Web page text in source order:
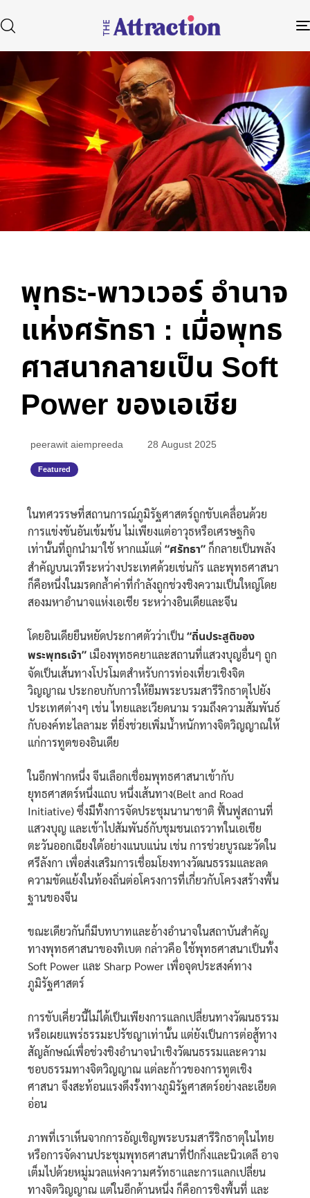
Type and hit enter
พุทธะ-พาวเวอร์ อำนาจ
แห่งศรัทธา : เมื่อพุทธ
ศาสนากลายเป็น Soft
Power ของเอเชีย
Author
peerawit aiempreeda
Published
28 August 2025
Published
Featured
ในทศวรรษที่สถานการณ์ภูมิรัฐศาสตร์ถูกขับเคลื่อนด้วย
การแข่งขันอันเข้มข้น ไม่เพียงแต่อาวุธหรือเศรษฐกิจ
เท่านั้นที่ถูกนำมาใช้ หากแม้แต่ “ศรัทธา”ก็กลายเป็นพลัง
สำคัญบนเวทีระหว่างประเทศด้วยเช่นกัร และพุทธศาสนา
ก็คือหนึ่งในมรดกล้ำค่าที่กำลังถูกช่วงชิงความเป็นใหญ่โดย
สองมหาอำนาจแห่งเอเชีย ระหว่างอินเดียและจีน
โดยอินเดียยืนหยัดประกาศตัวว่าเป็น“ถิ่นประสูติของ
พระพุทธเจ้า” เมืองพุทธคยาและสถานที่แสวงบุญอื่นๆ ถูก
จัดเป็นเส้นทางโปรโมตสำหรับการท่องเที่ยวเชิงจิต
วิญญาณ ประกอบกับการให้ยืมพระบรมสารีริกธาตุไปยัง
ประเทศต่างๆ เช่น ไทยและเวียดนาม รวมถึงความสัมพันธ์
กับองค์ทะไลลามะ ที่ยิ่งช่วยเพิ่มน้ำหนักทางจิตวิญญาณให้
แก่การทูตของอินเดีย
ในอีกฟากหนึ่ง จีนเลือกเชื่อมพุทธศาสนาเข้ากับ
ยุทธศาสตร์หนึ่งแถบ หนึ่งเส้นทาง(Belt and Road
Initiative) ซึ่งมีทั้งการจัดประชุมนานาชาติ ฟื้นฟูสถานที่
แสวงบุญ และเข้าไปสัมพันธ์กับชุมชนเถรวาทในเอเชีย
ตะวันออกเฉียงใต้อย่างแนบแน่น เช่น การช่วยบูรณะวัดใน
ศรีลังกา เพื่อส่งเสริมการเชื่อมโยงทางวัฒนธรรมและลด
ความขัดแย้งในท้องถิ่นต่อโครงการที่เกี่ยวกับโครงสร้างพื้น
ฐานของจีน
ขณะเดียวกันก็มีบทบาทและอ้างอำนาจในสถาบันสำคัญ
ทางพุทธศาสนาของทิเบต กล่าวคือ ใช้พุทธศาสนาเป็นทั้ง
Soft Power และ Sharp Power เพื่อจุดประสงค์ทาง
ภูมิรัฐศาสตร์
การขับเคี่ยวนี้ไม่ได้เป็นเพียงการแลกเปลี่ยนทางวัฒนธรรม
หรือเผยแพร่ธรรมะปรัชญาเท่านั้น แต่ยังเป็นการต่อสู้ทาง
สัญลักษณ์เพื่อช่วงชิงอำนาจนำเชิงวัฒนธรรมและความ
ชอบธรรมทางจิตวิญญาณ แต่ละก้าวของการทูตเชิง
ศาสนา จึงสะท้อนแรงดึงรั้งทางภูมิรัฐศาสตร์อย่างละเอียด
อ่อน
ภาพที่เราเห็นจากการอัญเชิญพระบรมสารีริกธาตุในไทย
หรือการจัดงานประชุมพุทธศาสนาที่ปักกิ่งและนิวเดลี อาจ
เต็มไปด้วยหมู่มวลแห่งความศรัทธาและการแลกเปลี่ยน
ทางจิตวิญญาณ แต่ในอีกด้านหนึ่ง ก็คือการชิงพื้นที่ และ